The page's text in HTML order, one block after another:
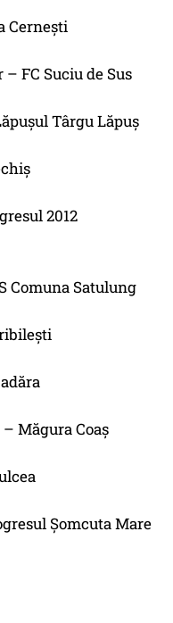
Cerneşti
FC Suciu de Sus
Târgu Lăpuş
2012
Comuna Satulung
Măgura Coaş
Şomcuta Mare